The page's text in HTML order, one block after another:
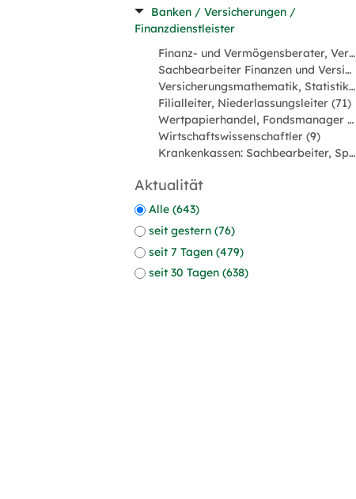
Banken / Versicherungen /
Finanzdienstleister
Finanz- und Vermögensberater, Versicherungsvermittler (338)
Sachbearbeiter Finanzen und Versicherungen (330)
Versicherungsmathematik, Statistik, Underwriting (191)
Filialleiter, Niederlassungsleiter (71)
Wertpapierhandel, Fondsmanager (29)
Wirtschaftswissenschaftler (9)
Krankenkassen: Sachbearbeiter, Spezialisten (1)
Aktualität
Alle (643)
seit gestern (76)
seit 7 Tagen (479)
seit 30 Tagen (638)